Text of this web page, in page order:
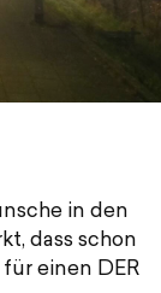
in den
dass schon
einen DER